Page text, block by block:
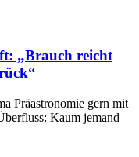
„Brauch reicht
Präastronomie gern mit
Kaum jemand